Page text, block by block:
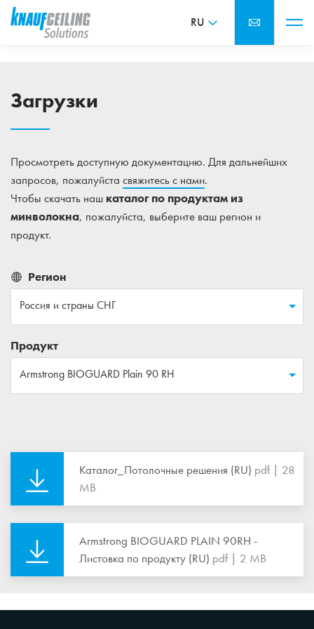
RU
Загрузки
Просмотреть доступную документацию. Для дальнейших
запросов, пожалуйста свяжитесь с нами.
Чтобы скачать наш каталог по продуктам из
минволокна, пожалуйста, выберите ваш регион и
продукт.
Регион
Россия и страны СНГ
Продукт
Armstrong BIOGUARD Plain 90 RH
Каталог_Потолочные решения (RU) pdf | 28
MB
Armstrong BIOGUARD PLAIN 90RH -
Листовка по продукту (RU) pdf | 2 MB